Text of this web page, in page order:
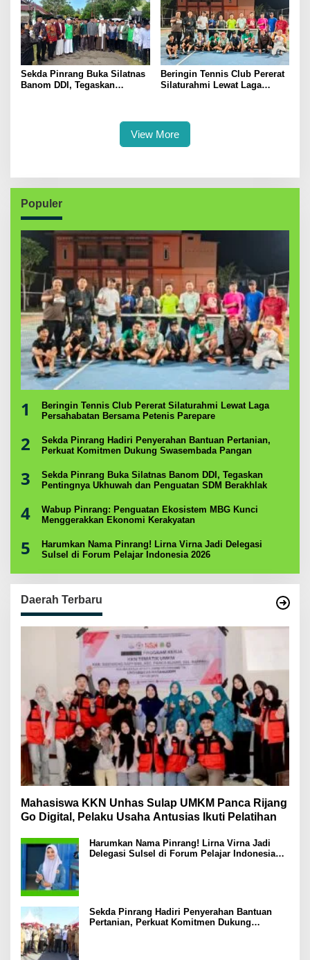
Sekda Pinrang Buka Silatnas
Banom DDI, Tegaskan
Beringin Tennis Club Pererat
Silaturahmi Lewat Laga
View More
Populer
1
Beringin Tennis Club Pererat Silaturahmi Lewat Laga
Persahabatan Bersama Petenis Parepare
2
Sekda Pinrang Hadiri Penyerahan Bantuan Pertanian,
Perkuat Komitmen Dukung Swasembada Pangan
3
Sekda Pinrang Buka Silatnas Banom DDI, Tegaskan
Pentingnya Ukhuwah dan Penguatan SDM Berakhlak
4
Wabup Pinrang: Penguatan Ekosistem MBG Kunci
Menggerakkan Ekonomi Kerakyatan
5
Harumkan Nama Pinrang! Lirna Virna Jadi Delegasi
Sulsel di Forum Pelajar Indonesia 2026
Daerah Terbaru
Mahasiswa KKN Unhas Sulap UMKM Panca Rijang
Go Digital, Pelaku Usaha Antusias Ikuti Pelatihan
Harumkan Nama Pinrang! Lirna Virna Jadi
Delegasi Sulsel di Forum Pelajar Indonesia
Sekda Pinrang Hadiri Penyerahan Bantuan
Pertanian, Perkuat Komitmen Dukung